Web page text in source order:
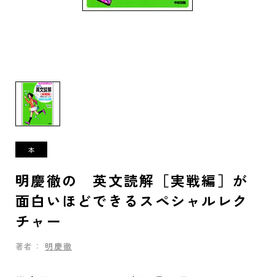
明慶徹の 英文読解［実戦編］が
面白いほどできるスペシャルレク
チャー
著者： 明慶徹